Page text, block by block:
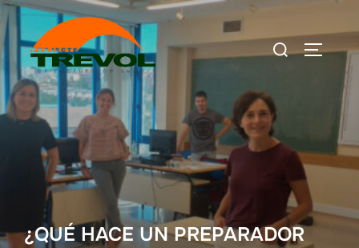
Saltar
al
contenido
Buscar:
¿QUÉ HACE UN PREPARADOR